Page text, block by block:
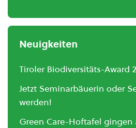
Neuigkeiten
Tiroler Biodiversitäts-Award
Jetzt Seminarbäuerin oder
werden!
Green Care-Hoftafel gingen